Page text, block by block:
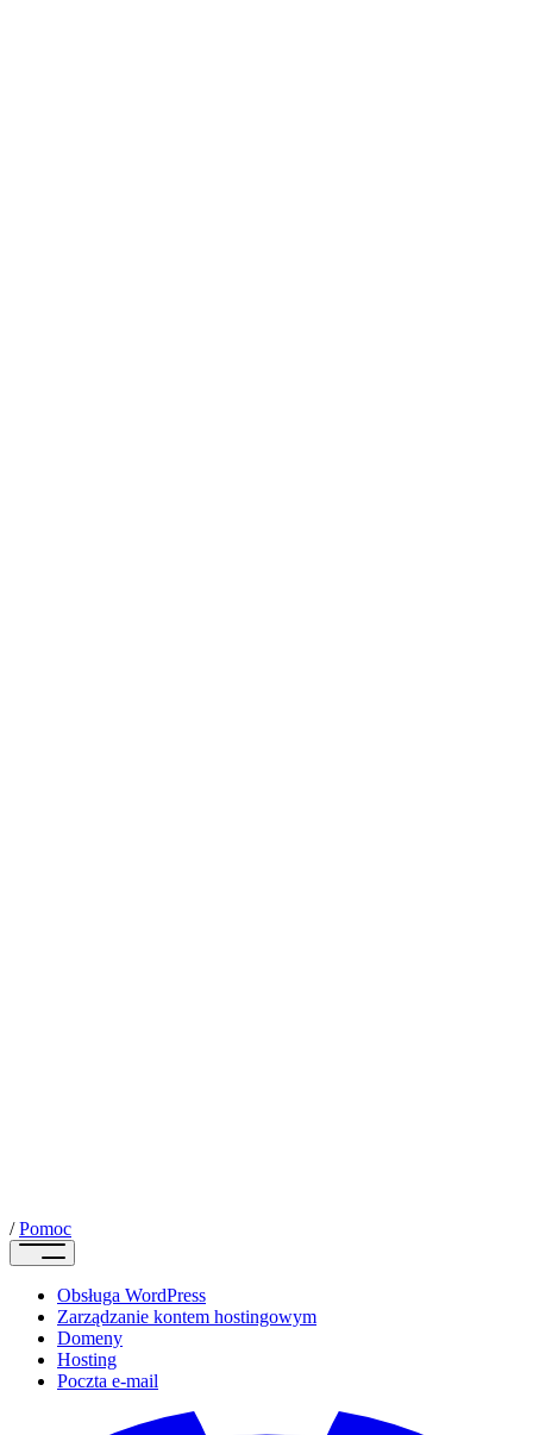
/ Pomoc
Obsługa WordPress
Zarządzanie kontem hostingowym
Domeny
Hosting
Poczta e-mail